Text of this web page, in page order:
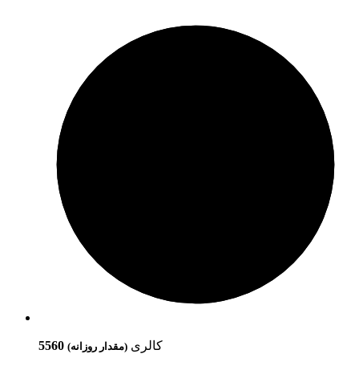
5560 (مقدار روزانه) کالری